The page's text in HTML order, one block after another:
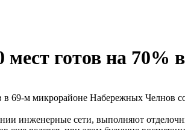
мест готов на
69-м микрорайоне Набережных Челнов
инженерные сети, выполняют